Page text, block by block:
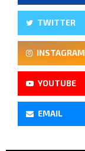
TWITTER
INSTAGRAM
YOUTUBE
EMAIL